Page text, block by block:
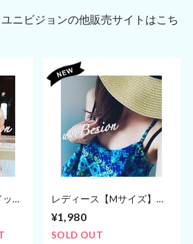
ユニビジョンの他販売サイトはこち
ト
レディース【Mサイズ】キ
ル柄 青
¥1,980
SOLD OUT